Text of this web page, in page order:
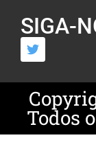
SIGA-
Todos